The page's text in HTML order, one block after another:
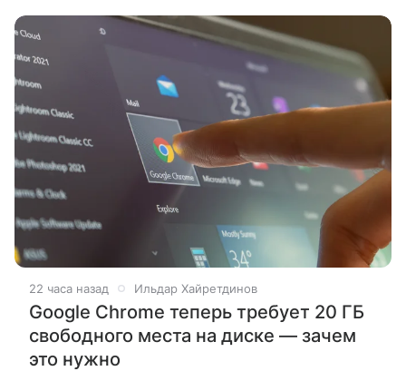
22 часа назад Ильдар Хайретдинов
Google Chrome теперь требует 20 ГБ
свободного места на диске — зачем
это нужно